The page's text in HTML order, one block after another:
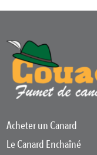
Acheter un Canard
Le Canard Enchaîné